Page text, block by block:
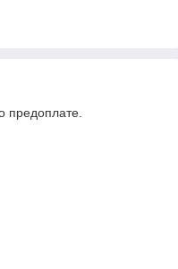
предоплате.